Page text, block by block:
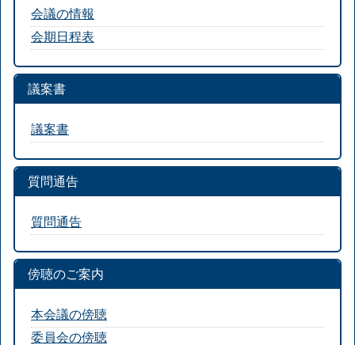
会議の情報
会期日程表
議案書
議案書
質問通告
質問通告
傍聴のご案内
本会議の傍聴
委員会の傍聴